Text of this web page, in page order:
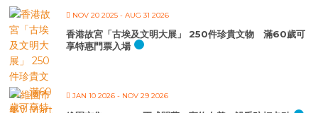
NOV 20 2025 - AUG 31 2026
香港故宮「古埃及文明大展」 250件珍貴文物 滿60歲可
享特惠門票入場
JAN 10 2026 - NOV 29 2026